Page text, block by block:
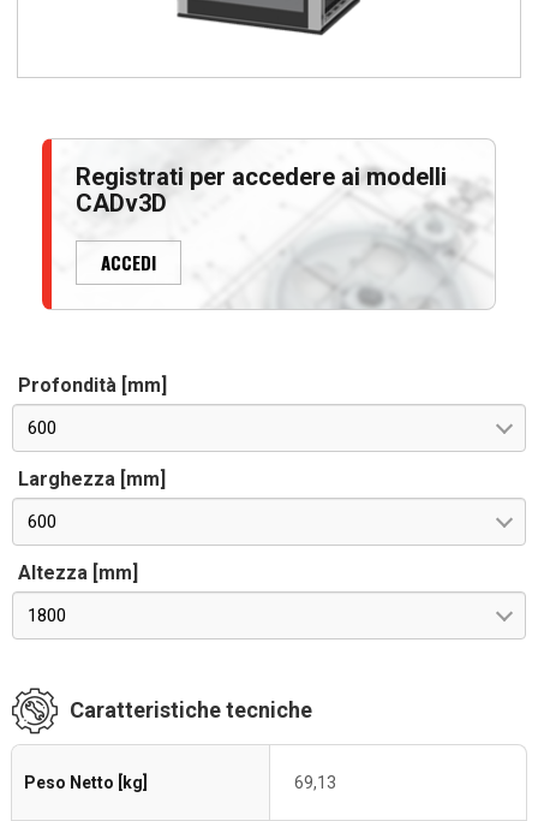
Registrati per accedere ai modelli
CADv3D
ACCEDI
Profondità [mm]
600
Larghezza [mm]
600
Altezza [mm]
1800
Caratteristiche tecniche
Peso Netto [kg] 69,13